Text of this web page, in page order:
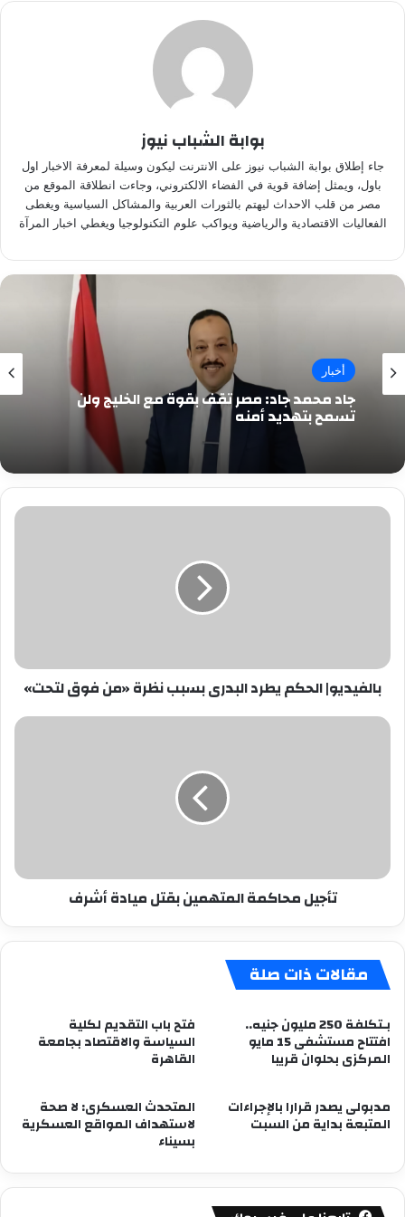
بوابة الشباب نيوز
جاء إطلاق بوابة الشباب نيوز على الانترنت ليكون وسيلة لمعرفة الاخبار اول
باول، ويمثل إضافة قوية في الفضاء الالكتروني، وجاءت انطلاقة الموقع من
مصر من قلب الاحداث ليهتم بالثورات العربية والمشاكل السياسية ويغطى
الفعاليات الاقتصادية والرياضية ويواكب علوم التكنولوجيا ويغطي اخبار المرآة
أخبار
جاد محمد جاد: مصر تقف بقوة مع الخليج ولن
تسمح بتهديد أمنه
بالفيديو|
لتحت»
بالفيديو| الحكم يطرد البدرى بسبب نظرة «من فوق لتحت»
تأجيل
تأجيل محاكمة المتهمين بقتل ميادة أشرف
مقالات ذات صلة
بـتكلفة 250 مليون جنيه..
افتتاح مستشفى 15 مايو
المركزى بحلوان قريبا
فتح باب التقديم لكلية
السياسة والاقتصاد بجامعة
القاهرة
مدبولى يصدر قرارا بالإجراءات
المتبعة بداية من السبت
المتحدث العسكرى: لا صحة
لاستهداف المواقع العسكرية
بسيناء